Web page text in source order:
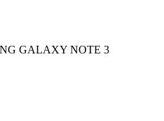
GALAXY NOTE 3